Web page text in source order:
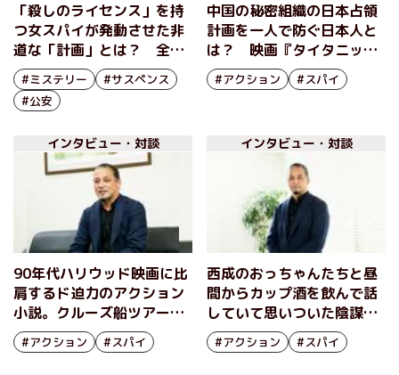
「殺しのライセンス」を持
つ女スパイが発動させた非
道な「計画」とは？ 全て
は日本を守るため、総理大
臣を欺いても公安秘密組織
を再建する！ 『十三階の
#ミステリー
#サスペンス
#公安
中国の秘密組織の日本占領
計画を一人で防ぐ日本人と
は？ 映画『タイタニッ
ク』を凌ぐド迫力で豪華客
船が爆破される人気アクシ
#アクション #スパイ
インタビュー・対談
90年代ハリウッド映画に比
肩するド迫力のアクション
小説。クルーズ船ツアーの
説明会取材から生まれた
『タイタニック』超えの豪
#アクション #スパイ
インタビュー・対談
西成のおっちゃんたちと昼
間からカップ酒を飲んで話
していて思いついた陰謀
──『スピード』『ミッシ
ョン：インポッシブル』超
#アクション #スパイ